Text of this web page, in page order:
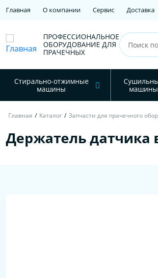
Главная О компании Сервис Доставка
ПРОФЕССИОНАЛЬНОЕ
ОБОРУДОВАНИЕ ДЛЯ
ПРАЧЕЧНЫХ
Стирально-отжимные
машины
машины
Главная / Каталог / Запчасти для прачечного
Держатель датчика